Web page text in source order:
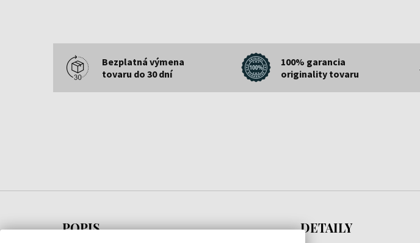
Bezplatná výmena
tovaru do 30 dní
100% garancia
originality tovaru
POPIS DETAILY